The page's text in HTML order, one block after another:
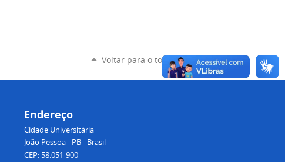
Voltar para o topo
Endereço
Cidade Universitária
João Pessoa - PB - Brasil
CEP: 58.051-900